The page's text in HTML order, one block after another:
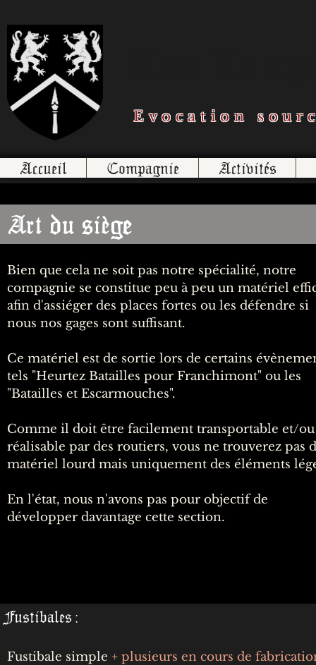
Evocation
Accueil Compagnie Activités
Art du siège
Bien que cela ne soit pas notre spécialité, notre
compagnie se constitue peu à peu un matériel
afin d'assiéger des places fortes ou les défendre si
nous nos gages sont suffisant.
Ce matériel est de sortie lors de certains
tels "Heurtez Batailles pour Franchimont" ou les
"Batailles et Escarmouches".
Comme il doit être facilement transportable et/ou
réalisable par des routiers, vous ne trouverez pas
matériel lourd mais uniquement des éléments
En l'état, nous n'avons pas pour objectif de
développer davantage cette section.
Fustibales :
Fustibale simple + plusieurs en cours de